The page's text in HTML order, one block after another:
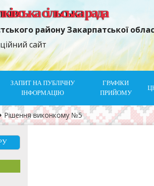
сільська рада
району Закарпатської
сайт
ЗАПИТ НА ПУБЛІЧНУ
ІНФОРМАЦІЮ
ГРАФІКИ
ПРИЙОМУ
Рішення виконкому №5